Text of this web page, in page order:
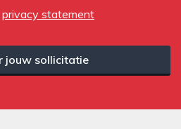
privacy statement
Verstuur jouw sollicitatie